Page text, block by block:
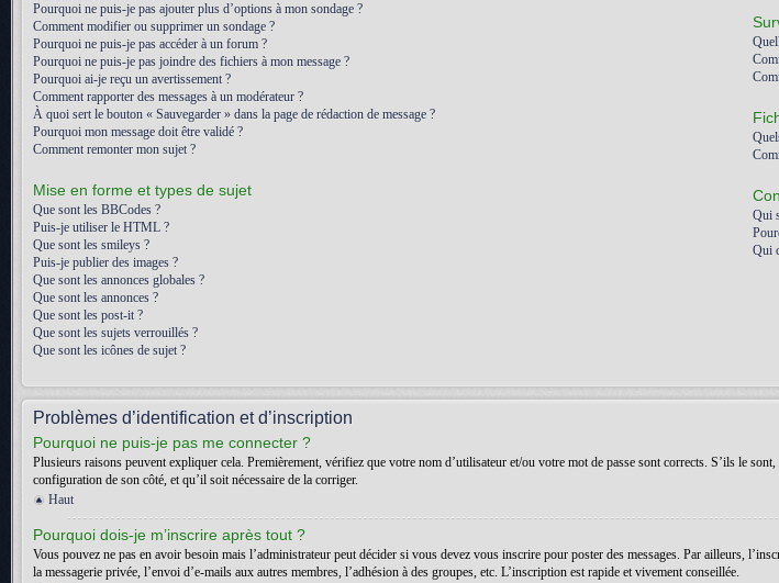
Pourquoi ne puis-je pas ajouter plus d’options à mon sondage ?
Comment modifier ou supprimer un sondage ?
Pourquoi ne puis-je pas accéder à un forum ?
Pourquoi ne puis-je pas joindre des fichiers à mon message ?
Pourquoi ai-je reçu un avertissement ?
Comment rapporter des messages à un modérateur ?
À quoi sert le bouton « Sauvegarder » dans la page de rédaction de message ?
Pourquoi mon message doit être validé ?
Comment remonter mon sujet ?
Mise en forme et types de sujet
Que sont les BBCodes ?
Puis-je utiliser le HTML ?
Que sont les smileys ?
Puis-je publier des images ?
Que sont les annonces globales ?
Que sont les annonces ?
Que sont les post-it ?
Que sont les sujets verrouillés ?
Que sont les icônes de sujet ?
Qui
Qui
Problèmes d’identification et d’inscription
Pourquoi ne puis-je pas me connecter ?
Plusieurs raisons peuvent expliquer cela. Premièrement, vérifiez que votre nom d’utilisateur et/ou votre mot de passe sont corrects. S’ils le
configuration de son côté, et qu’il soit nécessaire de la corriger.
Haut
Pourquoi dois-je m’inscrire après tout ?
Vous pouvez ne pas en avoir besoin mais l’administrateur peut décider si vous devez vous inscrire pour poster des messages. Par ailleurs,
la messagerie privée, l’envoi d’e-mails aux autres membres, l’adhésion à des groupes, etc. L’inscription est rapide et vivement conseillée.